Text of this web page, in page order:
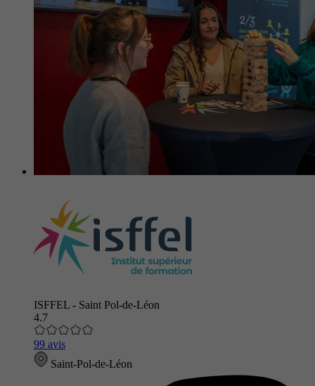
ISFFEL - Saint Pol-de-Léon
4.7
99 avis
Saint-Pol-de-Léon